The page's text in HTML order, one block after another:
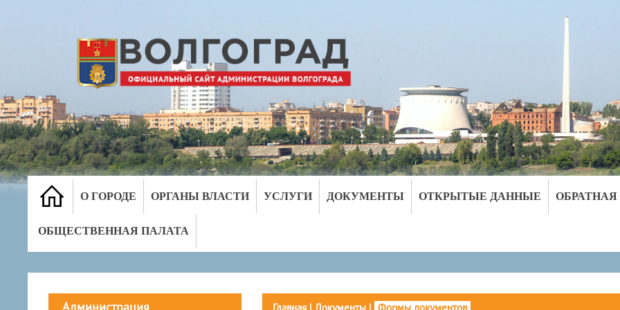
О ГОРОДЕ ОРГАНЫ ВЛАСТИ УСЛУГИ ДОКУМЕНТЫ ОТКРЫТЫЕ ДАННЫЕ ОБРАТНАЯ
ОБЩЕСТВЕННАЯ ПАЛАТА